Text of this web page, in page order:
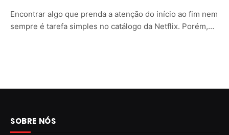
Encontrar algo que prenda a atenção do início ao fim nem
sempre é tarefa simples no catálogo da Netflix. Porém,…
SOBRE NÓS